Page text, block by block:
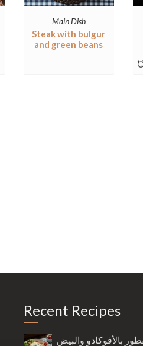
Main Dish
Steak with bulgur
and green beans
Recent Recipes